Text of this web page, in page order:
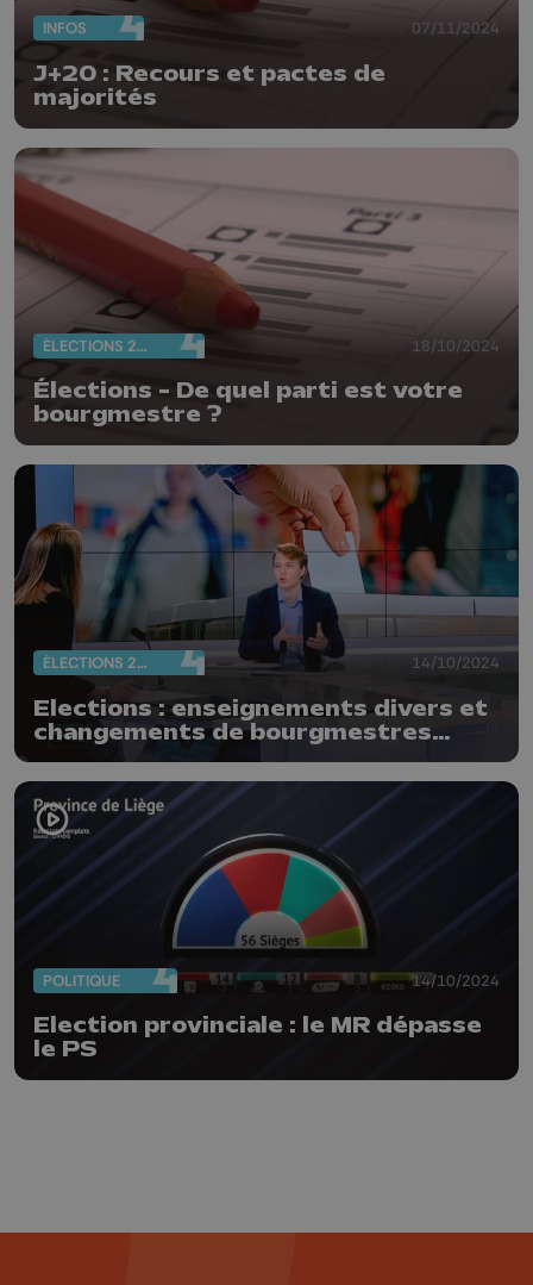
INFOS 07/11/2024
J+20 : Recours et pactes de
majorités
ÉLECTIONS 2024 18/10/2024
Élections - De quel parti est votre
bourgmestre ?
ÉLECTIONS 2024 14/10/2024
Elections : enseignements divers et
changements de bourgmestres
nombreux
POLITIQUE 14/10/2024
Election provinciale : le MR dépasse
le PS